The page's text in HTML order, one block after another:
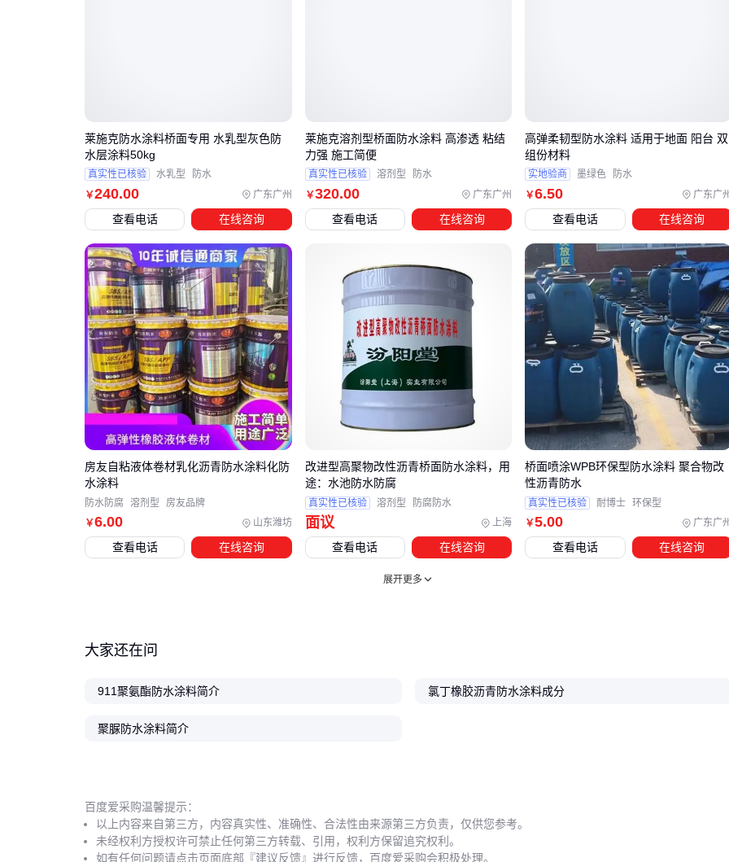
基面处理工具：钢丝刷、角磨机处理基层浮灰，防水施工工
增强材料
：裂缝处需用无纺布做加强层
：多孔基面必须先刷底漆封闭，否则涂料会被过
度吸收
五、防水涂料施工后如何确保长期效果？
施工结束只是开始，后期维护同样关键：
验收阶段：用
做闭水试验，至少保持48小时无
渗漏
保护措施：户外涂层建议刷
增加耐磨性，避免机
械损伤
定期检查：每年雨季前检查涂层是否起皮、开裂，及时局部
特别注意
：不同涂料修补需用同类型材料，混用可能导致分层
脱落。
防水涂料选型没有"最好"，只有"最合适"。把握三个核心维度：
工程环境（温差、湿度、紫外线）、基面材质（混凝土、金
属、木材）、预算周期（短期成本与长期维护）。
￥240.00 广东广州
莱施克防水涂料桥面专用 水乳型灰色防
水层涂料50kg
真实性已核验 水乳型 防水
查看电话 在线咨询
￥320.00 广东广州
莱施克溶剂型桥面防水涂料 高渗透 粘结
力强 施工简便
真实性已核验 溶剂型 防水
查看电话 在线咨询
￥6.50 广东广
高弹柔韧型防水涂料 适用于地面 阳台 双
组份材料
实地验商 墨绿色 防水
查看电话 在线咨询
￥6.00 山东潍坊
房友自粘液体卷材乳化沥青防水涂料化防
水涂料
防水防腐 溶剂型 房友品牌
查看电话 在线咨询
面议 上海
改进型高聚物改性沥青桥面防水涂料，用
途：水池防水防腐
真实性已核验 溶剂型 防腐防水
查看电话 在线咨询
￥5.00 广东广
桥面喷涂WPB环保型防水涂料 聚合物改
性沥青防水
真实性已核验 耐博士 环保型
查看电话 在线咨询
展开更多
大家还在问
911聚氨酯防水涂料简介 氯丁橡胶沥青防水涂料成分
聚脲防水涂料简介
百度爱采购温馨提示：
以上内容来自第三方，内容真实性、准确性、合法性由来源第三方负责，仅供您参考。
未经权利方授权许可禁止任何第三方转载、引用，权利方保留追究权利。
如有任何问题请点击页面底部『建议反馈』进行反馈，百度爱采购会积极处理。